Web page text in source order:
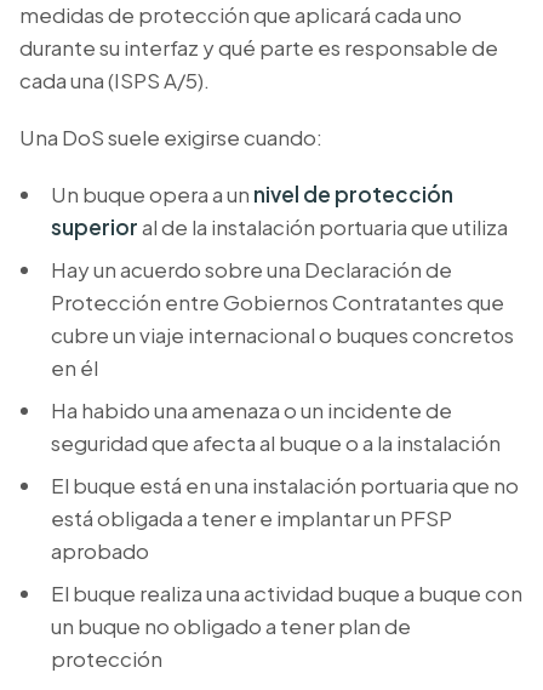
medidas de protección que aplicará cada uno
durante su interfaz y qué parte es responsable de
cada una (ISPS A/5).
Una DoS suele exigirse cuando:
Un buque opera a un nivel de protección
superioral de la instalación portuaria que utiliza
Hay un acuerdo sobre una Declaración de
Protección entre Gobiernos Contratantes que
cubre un viaje internacional o buques concretos
en él
Ha habido una amenaza o un incidente de
seguridad que afecta al buque o a la instalación
El buque está en una instalación portuaria que no
está obligada a tener e implantar un PFSP
aprobado
El buque realiza una actividad buque a buque con
un buque no obligado a tener plan de
protección